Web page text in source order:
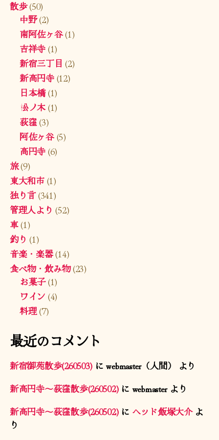
散歩(50)
中野(2)
南阿佐ヶ谷(1)
吉祥寺(1)
新宿三丁目 (2)
新高円寺(12)
日本橋(1)
松ノ木(1)
荻窪(3)
阿佐ヶ谷(5)
高円寺(6)
旅(9)
東大和市(1)
独り言(341)
管理人より (52)
車(1)
釣り (1)
音楽・楽器(14)
食べ物・飲み物(23)
お菓子(1)
ワイン (4)
料理(7)
最近のコメント
新宿御苑散歩(260503) にwebmaster（人間）
より
新高円寺〜荻窪散歩(260502)に webmasterより
新高円寺〜荻窪散歩(260502)に ヘッド飯塚大介よ
り